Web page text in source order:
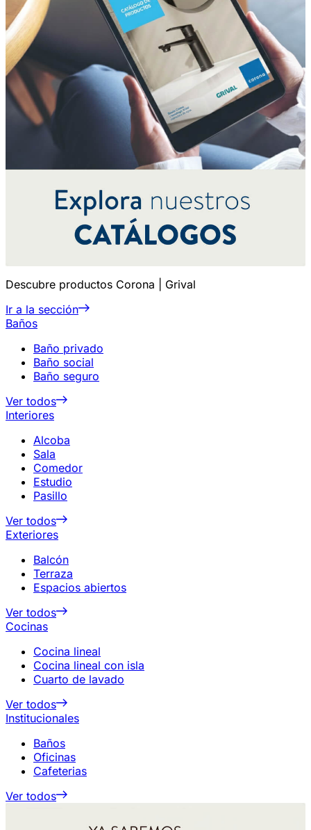
Descubre productos Corona | Grival
Ir a la sección
Baños
Baño privado
Baño social
Baño seguro
Ver todos
Interiores
Alcoba
Sala
Comedor
Estudio
Pasillo
Ver todos
Exteriores
Balcón
Terraza
Espacios abiertos
Ver todos
Cocinas
Cocina lineal
Cocina lineal con isla
Cuarto de lavado
Ver todos
Institucionales
Baños
Oficinas
Cafeterias
Ver todos